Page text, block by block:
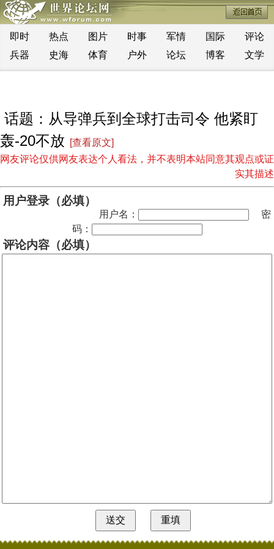
即时 热点 图片 时事 军情 国际
评论
兵器
史海 体育 户外 论坛 博客 文学
话题：从导弹兵到全球打击司令 他紧盯
轰-20不放
[查看原文]
网友评论仅供网友表达个人看法，并不表明本站同意其观点或证
实其描述
用户登录（必填）
用户名：
密
码：
评论内容（必填）